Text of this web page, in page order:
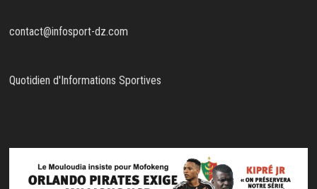
contact@infosport-dz.com
Quotidien d'Informations Sportives